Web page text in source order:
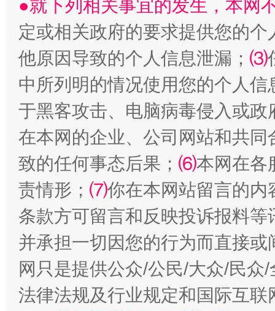
受贿1.44亿！段成刚被判无期 从幼
●就下列相关事宜的发生，本网
定或相关政府的要求提供您的个
他原因导致的个人信息泄漏； ⑶
中所列明的情况使用您的个人
于黑客攻击、电脑病毒侵入或
在本网的企业、公司网站和共
致的任何事态后果； ⑹本网在各
责情形； ⑺你在本网站留言的内
条款方可留言和反映投诉报料
并承担一切因您的行为而直接
网只是提供公众/公民/大众/民
法律法规及行业规定和国际互